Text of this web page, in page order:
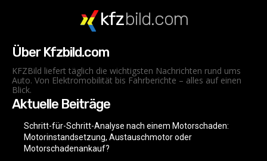
kfzbild.com
Über Kfzbild.com
KFZBild liefert täglich die wichtigsten Nachrichten rund ums
Auto. Von Elektromobilität bis Fahrberichte – alles auf einen
Blick.
Aktuelle Beiträge
Schritt-für-Schritt-Analyse nach einem Motorschaden:
Motorinstandsetzung, Austauschmotor oder
Motorschadenankauf?